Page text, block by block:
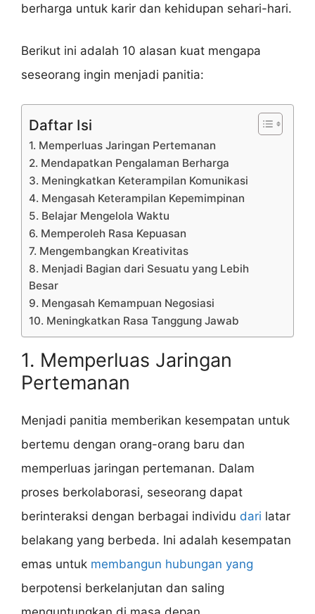
berharga untuk karir dan kehidupan sehari-hari.
Berikut ini adalah 10 alasan kuat mengapa
seseorang ingin menjadi panitia:
Daftar Isi
1. Memperluas Jaringan Pertemanan
2. Mendapatkan Pengalaman Berharga
3. Meningkatkan Keterampilan Komunikasi
4. Mengasah Keterampilan Kepemimpinan
5. Belajar Mengelola Waktu
6. Memperoleh Rasa Kepuasan
7. Mengembangkan Kreativitas
8. Menjadi Bagian dari Sesuatu yang Lebih
Besar
9. Mengasah Kemampuan Negosiasi
10. Meningkatkan Rasa Tanggung Jawab
1. Memperluas Jaringan
Pertemanan
Menjadi panitia memberikan kesempatan untuk
bertemu dengan orang-orang baru dan
memperluas jaringan pertemanan. Dalam
proses berkolaborasi, seseorang dapat
berinteraksi dengan berbagai individu dari latar
belakang yang berbeda. Ini adalah kesempatan
emas untuk membangun hubungan yang
berpotensi berkelanjutan dan saling